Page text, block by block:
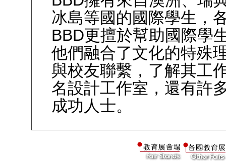
冰島等國的國際學生，
BBD更擅於幫助國際學
他們融合了文化的特殊
與校友聯繫，了解其工
名設計工作室，還有許
成功人士。